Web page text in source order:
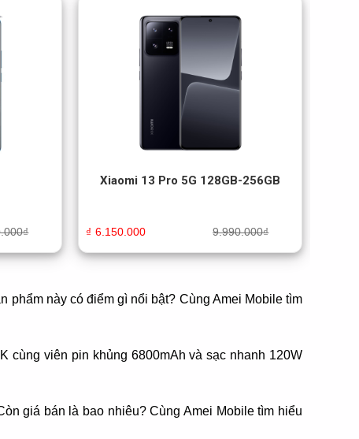
₫
Xiaomi 13 Pro 5G 128GB-256GB
9.990.000₫
6.150.000
₫
phẩm này có điểm gì nổi bật? Cùng Amei Mobile tìm
cùng viên pin khủng 6800mAh và sạc nhanh 120W
giá bán là bao nhiêu? Cùng Amei Mobile tìm hiểu